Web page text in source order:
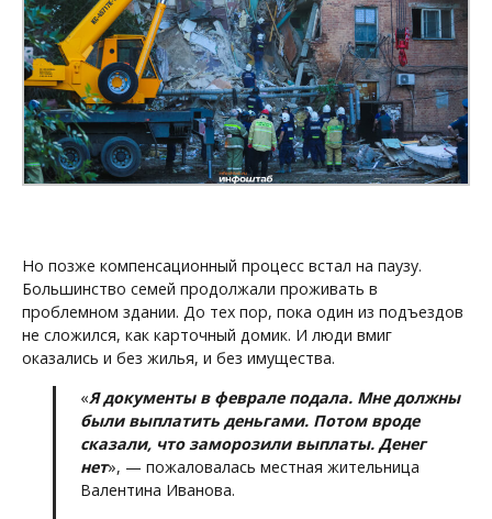
Но позже компенсационный процесс встал на паузу.
Большинство семей продолжали проживать в
проблемном здании. До тех пор, пока один из подъездов
не сложился, как карточный домик. И люди вмиг
оказались и без жилья, и без имущества.
«Я документы в феврале подала. Мне должны
были выплатить деньгами. Потом вроде
сказали, что заморозили выплаты. Денег
нет», — пожаловалась местная жительница
Валентина Иванова.